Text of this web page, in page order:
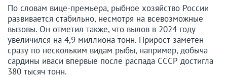
По словам вице-премьера, рыбное хозяйство России
развивается стабильно, несмотря на всевозможные
вызовы. Он отметил также, что вылов в 2024 году
увеличился на 4,9 миллиона тонн. Прирост заметен
сразу по нескольким видам рыбы, например, добыча
сардины иваси впервые после распада СССР достигла
380 тысяч тонн.